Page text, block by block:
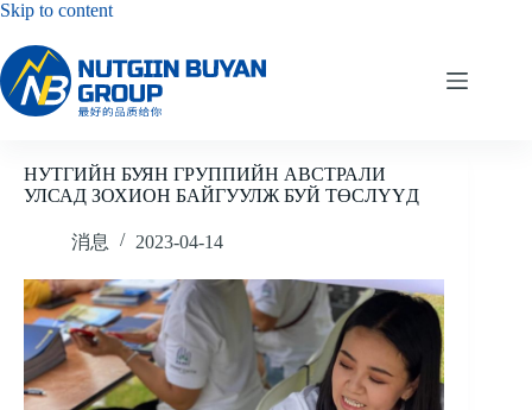
Skip to contentSkip
НУТГИЙН БУЯН ГРУППИЙН АВСТРАЛИ
УЛСАД ЗОХИОН БАЙГУУЛЖ БУЙ ТӨСЛҮҮД
消息 2023-04-14